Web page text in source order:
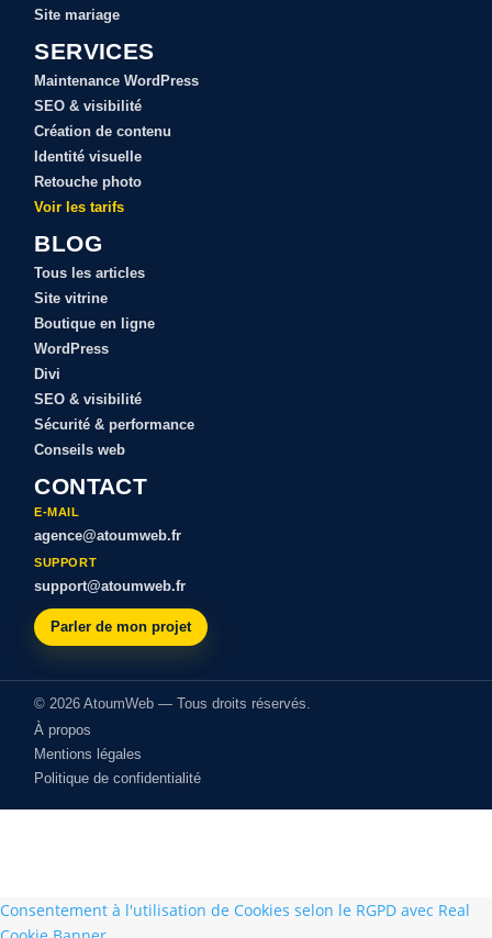
Site mariage
SERVICES
Maintenance WordPress
SEO & visibilité
Création de contenu
Identité visuelle
Retouche photo
Voir les tarifs
BLOG
Tous les articles
Site vitrine
Boutique en ligne
WordPress
Divi
SEO & visibilité
Sécurité & performance
Conseils web
CONTACT
E-MAIL
agence@atoumweb.fr
SUPPORT
support@atoumweb.fr
Parler de mon projet
© 2026 AtoumWeb — Tous droits réservés.
À propos
Mentions légales
Politique de confidentialité
Consentement à l'utilisation de Cookies selon le RGPD avec Real